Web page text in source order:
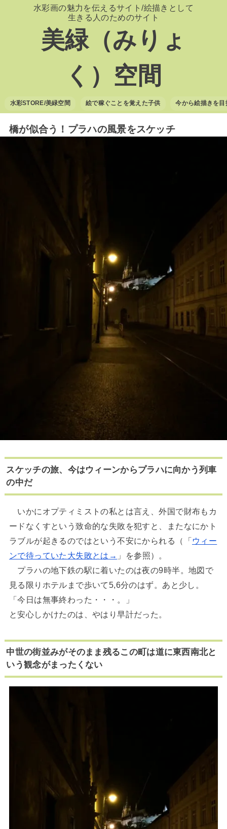
水彩画の魅力を伝えるサイト/絵描きとして
生きる人のためのサイト
美緑（みりょ
く）空間
水彩STORE/美緑空間 絵で稼ぐことを覚えた子供 今から絵描きを
橋が似合う！プラハの風景をスケッチ
スケッチの旅、今はウィーンからプラハに向かう列車
の中だ
いかにオプティミストの私とは言え、外国で財布もカ
ードなくすという致命的な失敗を犯すと、またなにかト
ラブルが起きるのではという不安にかられる（「ウィー
ンで待っていた大失敗とは→ 」を参照）。
プラハの地下鉄の駅に着いたのは夜の9時半。地図で
見る限りホテルまで歩いて5,6分のはず。あと少し。
「今日は無事終わった・・・。」
と安心しかけたのは、やはり早計だった。
中世の街並みがそのまま残るこの町は道に東西南北と
いう観念がまったくない